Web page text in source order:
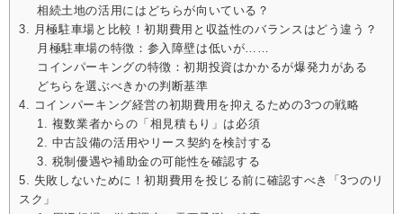
相続土地の活用にはどちらが向いている？
3. 月極駐車場と比較！初期費用と収益性のバランスはどう違う？
月極駐車場の特徴：参入障壁は低いが……
コインパーキングの特徴：初期投資はかかるが爆発力がある
どちらを選ぶべきかの判断基準
4. コインパーキング経営の初期費用を抑えるための3つの戦略
1. 複数業者からの「相見積もり」は必須
2. 中古設備の活用やリース契約を検討する
3. 税制優遇や補助金の可能性を確認する
5. 失敗しないために！初期費用を投じる前に確認すべき「3つのリ
スク」